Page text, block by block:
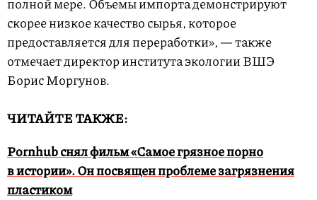
полной мере. Объемы импорта демонстрируют
скорее низкое качество сырья, которое
предоставляется для переработки», — также
отмечает директор института экологии ВШЭ
Борис Моргунов.
ЧИТАЙТЕ ТАКЖЕ:
Pornhub снял фильм «Самое грязное порно
в истории». Он посвящен проблеме загрязнения
пластиком